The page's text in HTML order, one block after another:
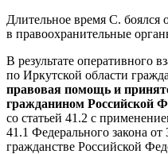
Длительное время С. боялся
в правоохранительные
В результате оперативного
по Иркутской области
правовая помощь и
гражданином Российской
со статьей 41.2 с
41.1 Федерального закона
гражданстве Российской